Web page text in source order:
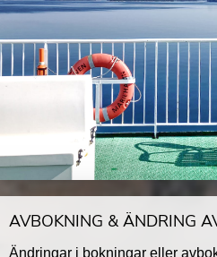
AVBOKNING & ÄNDRING
Ändringar i bokningar eller